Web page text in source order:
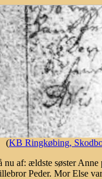
(KB Ringkøbing,
nu af: ældste søster
Peder. Mor Else